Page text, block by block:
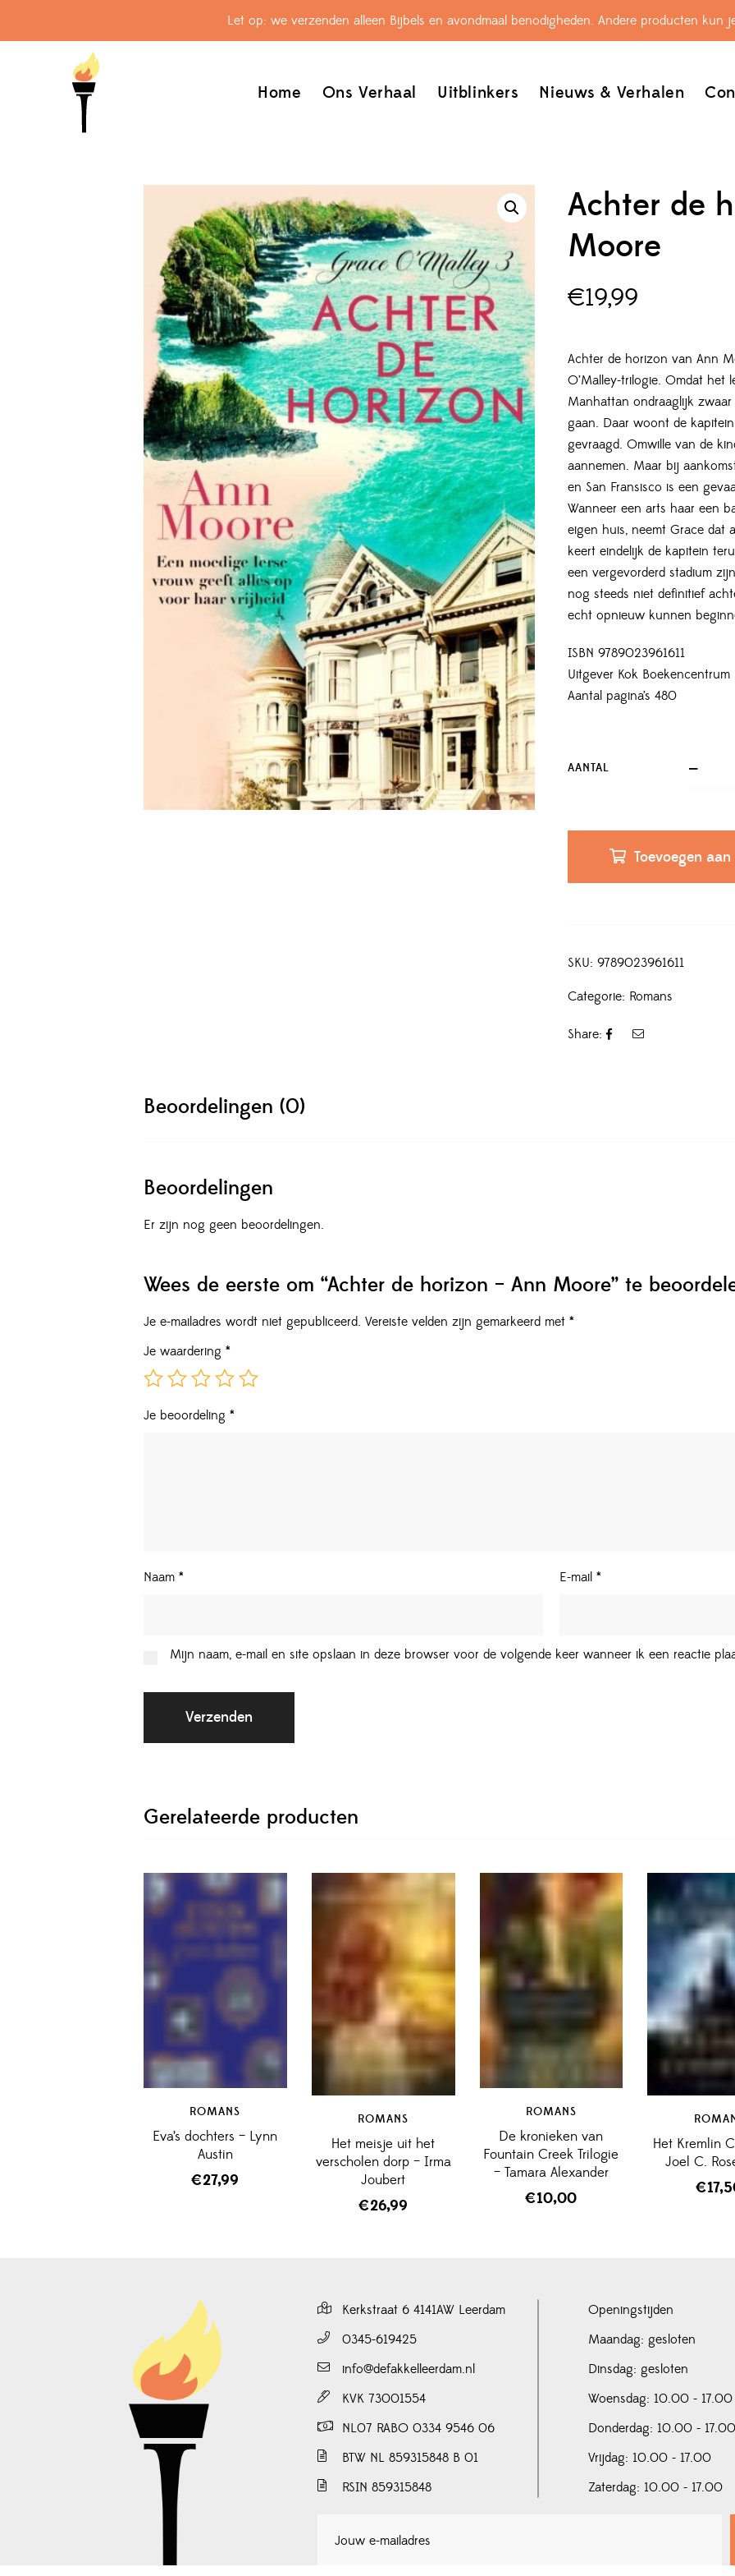
Let op: we verzenden alleen Bijbels en avondmaal benodigheden. Andere producten kun
Home Ons Verhaal Uitblinkers Nieuws & Verhalen
Achter de
Moore
€19,99
Achter de horizon van Ann
O’Malley-trilogie. Omdat het
Manhattan ondraaglijk
gaan. Daar woont de
gevraagd. Omwille van de
aannemen. Maar bij
en San Fransisco is een
Wanneer een arts haar een
eigen huis, neemt Grace dat
keert eindelijk de kapitein
een vergevorderd stadium
nog steeds niet definitief
echt opnieuw kunnen
ISBN 9789023961611
Uitgever Kok Boekencentrum
Aantal pagina’s 480
AANTAL
Toevoegen
SKU: 9789023961611
Categorie: Romans
Share:
Beoordelingen (0)
Beoordelingen
Er zijn nog geen beoordelingen.
Wees de eerste om “Achter de horizon – Ann Moore” te
Je e-mailadres wordt niet gepubliceerd. Vereiste velden zijn gemarkeerd met *
Je waardering *
Je beoordeling *
Naam * E-mail *
Mijn naam, e-mail en site opslaan in deze browser voor de volgende keer wanneer ik een reactie
Gerelateerde producten
ROMANS
Eva’s dochters – Lynn
Austin
€27,99
ROMANS
Het meisje uit het
verscholen dorp – Irma
Joubert
€26,99
ROMANS
De kronieken van
Fountain Creek Trilogie
– Tamara Alexander
€10,00
Het Kremlin
Joel C.
€
Kerkstraat 6 4141AW Leerdam
0345-619425
info@defakkelleerdam.nl
KVK 73001554
NL07 RABO 0334 9546 06
BTW NL 859315848 B 01
RSIN 859315848
Openingstijden
Maandag: gesloten
Dinsdag: gesloten
Woensdag: 10.00 - 17.00
Donderdag: 10.00 - 17.00
Vrijdag: 10.00 - 17.00
Zaterdag: 10.00 - 17.00